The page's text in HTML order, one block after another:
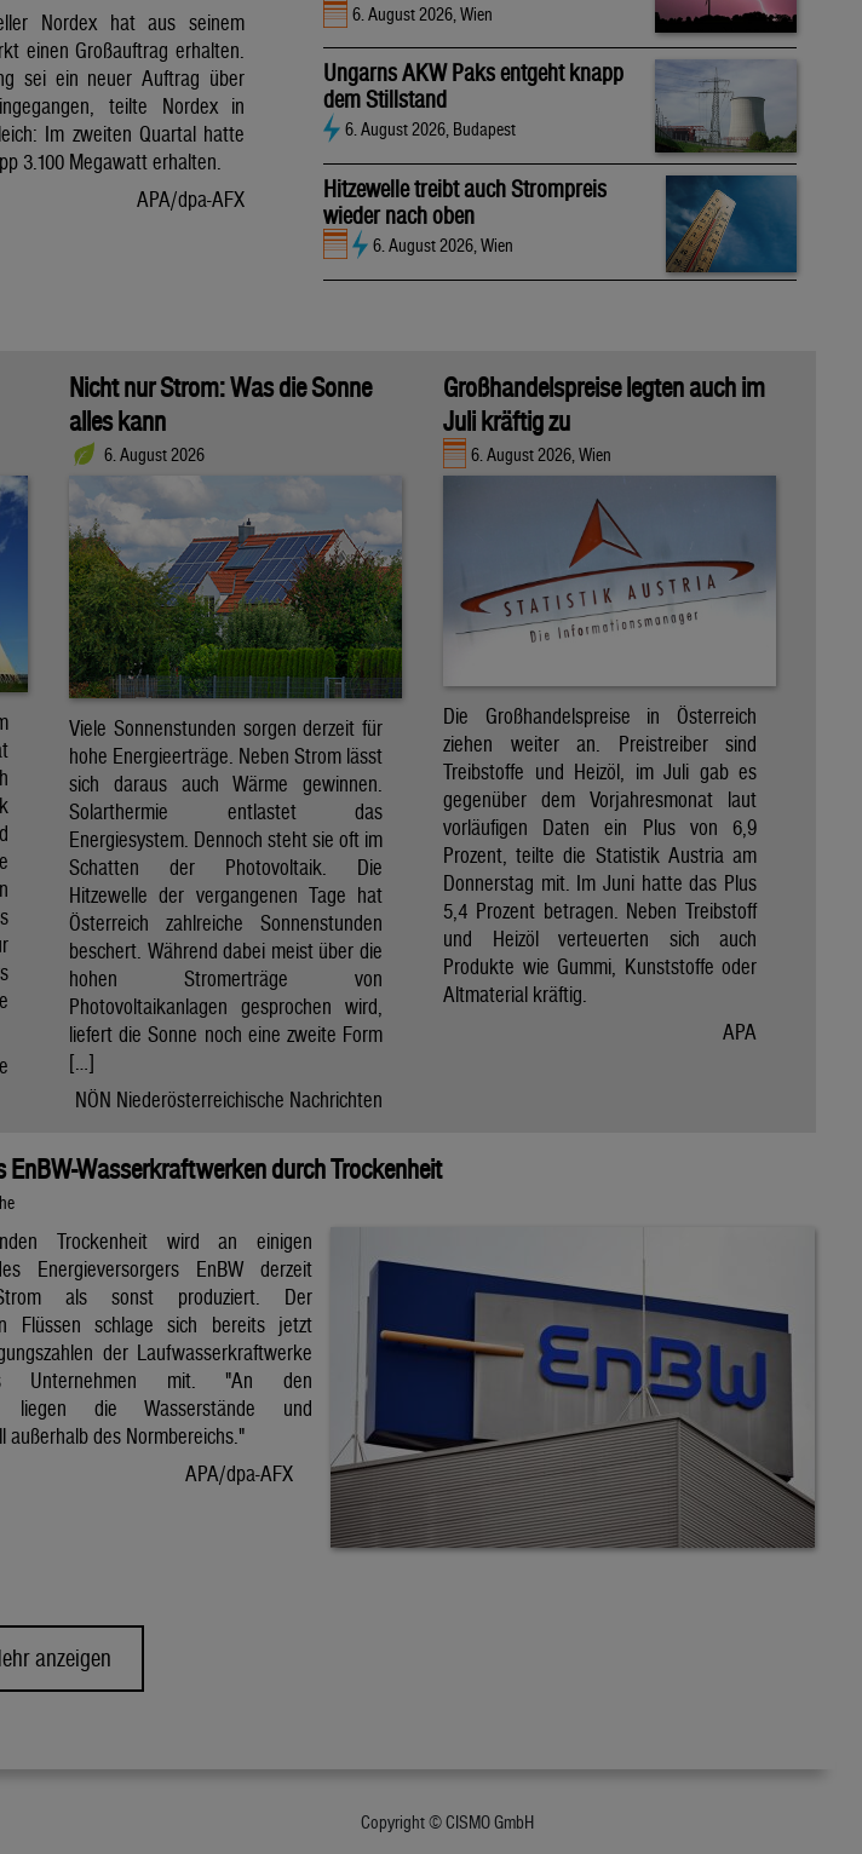
Nordex hat aus seinem
einen Großauftrag erhalten.
sei ein neuer Auftrag über
teilte Nordex in
Im zweiten Quartal hatte
3.100 Megawatt erhalten.
APA/dpa-AFX
6. August 2026, Wien
Ungarns AKW Paks entgeht knapp
dem Stillstand
6. August 2026, Budapest
Hitzewelle treibt auch Strompreis
wieder nach oben
6. August 2026, Wien
Nicht nur Strom: Was die Sonne
alles kann
6. August 2026
Viele Sonnenstunden sorgen derzeit für
hohe Energieerträge. Neben Strom lässt
sich daraus auch Wärme gewinnen.
Solarthermie entlastet das
Energiesystem. Dennoch steht sie oft im
Schatten der Photovoltaik. Die
Hitzewelle der vergangenen Tage hat
Österreich zahlreiche Sonnenstunden
beschert. Während dabei meist über die
hohen Stromerträge von
Photovoltaikanlagen gesprochen wird,
liefert die Sonne noch eine zweite Form
[…]
NÖN Niederösterreichische Nachrichten
Großhandelspreise legten auch im
Juli kräftig zu
6. August 2026, Wien
Die Großhandelspreise in Österreich
ziehen weiter an. Preistreiber sind
Treibstoffe und Heizöl, im Juli gab es
gegenüber dem Vorjahresmonat laut
vorläufigen Daten ein Plus von 6,9
Prozent, teilte die Statistik Austria am
Donnerstag mit. Im Juni hatte das Plus
5,4 Prozent betragen. Neben Treibstoff
und Heizöl verteuerten sich auch
Produkte wie Gummi, Kunststoffe oder
Altmaterial kräftig.
APA
EnBW-Wasserkraftwerken durch Trockenheit
Trockenheit wird an einigen
Energieversorgers EnBW derzeit
als sonst produziert. Der
Flüssen schlage sich bereits jetzt
der Laufwasserkraftwerke
Unternehmen mit. "An den
liegen die Wasserstände und
außerhalb des Normbereichs."
APA/dpa-AFX
anzeigen
Copyright © CISMO GmbH